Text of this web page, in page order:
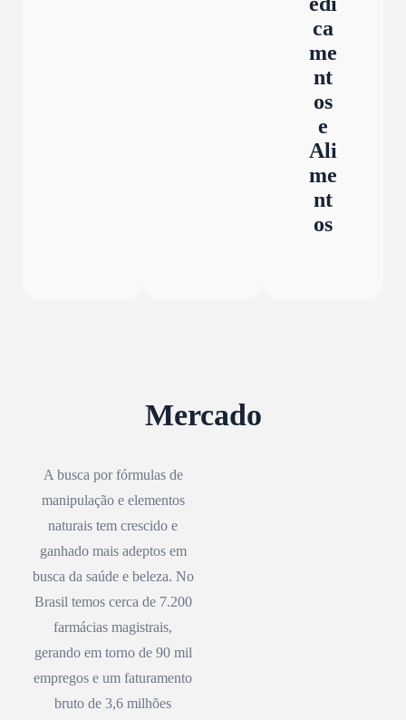
ca
me
nt
os
e
Ali
me
nt
os
Mercado
A busca por fórmulas de
manipulação e elementos
naturais tem crescido e
ganhado mais adeptos em
busca da saúde e beleza. No
Brasil temos cerca de 7.200
farmácias magistrais,
gerando em torno de 90 mil
empregos e um faturamento
bruto de 3,6 milhões